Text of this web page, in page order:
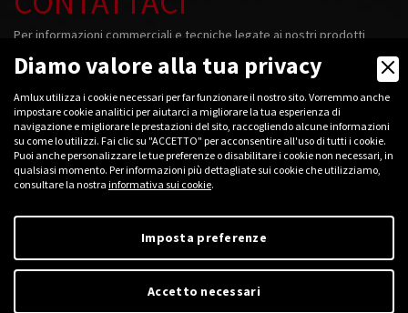
Per informazioni commerciali e tecniche legate ai nostri prodotti
contattateci!
+390376 781094
2026 © Amlux s.r.l.
Cod. Fisc. e P.iva: 01906840200 - Capitale sociale: 11.000 € i.v.
R. Imp.: 01906840200 - R.E.A.: MN 208408 - Mecc.: MN 018068
R.A.E.E.: IT08020000002339 - Via Belgio, 11/13 - 46042 Castel Goffredo
Diamo valore alla tua privacy
Amlux utilizza i cookie necessari per far funzionare il nostro sito. Vorremmo anche
impostare cookie analitici per aiutarci a migliorare la tua esperienza di
navigazione e migliorare le prestazioni del sito, raccogliendo alcune informazioni
su come lo utilizzi. Fai clic su "ACCETTO" per acconsentire all'uso di tutti i cookie.
Puoi anche personalizzare le tue preferenze o disabilitare i cookie non necessari, in
qualsiasi momento. Per informazioni più dettagliate sui cookie che utilizziamo,
consultare la nostra informativa sui cookie.
Imposta preferenze
Accetto necessari